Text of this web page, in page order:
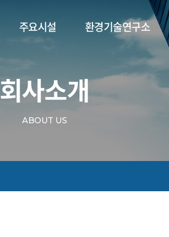
주요시설 환경기술연구소
회사소개
ABOUT US